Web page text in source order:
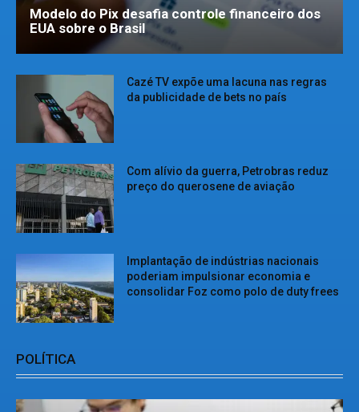
Modelo do Pix desafia controle financeiro dos
EUA sobre o Brasil
Cazé TV expõe uma lacuna nas regras
da publicidade de bets no país
Com alívio da guerra, Petrobras reduz
preço do querosene de aviação
Implantação de indústrias nacionais
poderiam impulsionar economia e
consolidar Foz como polo de duty frees
POLÍTICA